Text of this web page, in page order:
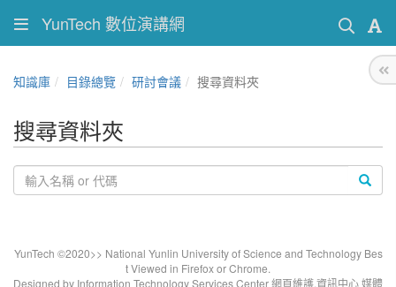
YunTech 數位演講網
知識庫 目錄總覽 研討會議 搜尋資料夾
搜尋資料夾
YunTech ©2020>> National Yunlin University of Science and Technology Bes
t Viewed in Firefox or Chrome.
Designed by Information Technology Services Center 網頁維護.資訊中心 媒體